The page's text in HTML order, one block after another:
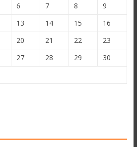
6 7 8
9
13 14 15
16
20 21 22
23
27 28 29
30